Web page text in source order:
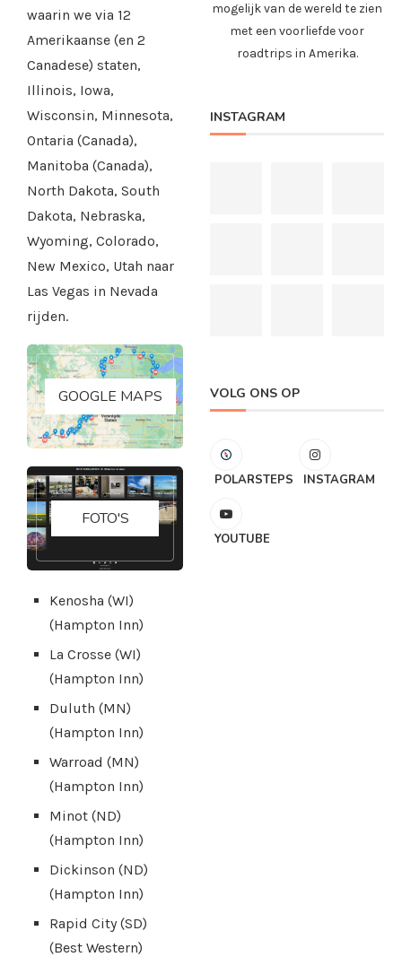
waarin we via 12
Amerikaanse (en 2
Canadese) staten,
Illinois, Iowa,
Wisconsin, Minnesota,
Ontaria (Canada),
Manitoba (Canada),
North Dakota, South
Dakota, Nebraska,
Wyoming, Colorado,
New Mexico, Utah naar
Las Vegas in Nevada
rijden.
GOOGLE MAPS
FOTO'S
Kenosha (WI)
(Hampton Inn)
La Crosse (WI)
(Hampton Inn)
Duluth (MN)
(Hampton Inn)
Warroad (MN)
(Hampton Inn)
Minot (ND)
(Hampton Inn)
Dickinson (ND)
(Hampton Inn)
Rapid City (SD)
(Best Western)
mogelijk van de wereld te zien
met een voorliefde voor
roadtrips in Amerika.
INSTAGRAM
VOLG ONS OP
POLARSTEPS INSTAGRAM
YOUTUBE